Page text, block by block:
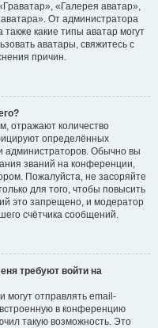
«Галерея аватар»,
От администратора
какие типы аватар могут
аватары, свяжитесь с
причин.
отражают количество
определённых
администраторов. Обычно вы
званий на конференции,
Пожалуйста, не засоряйте
для того, чтобы повысить
это запрещено, и модератор
счётчика сообщений.
требуют войти на
могут отправлять email-
в конференцию
такую возможность. Это